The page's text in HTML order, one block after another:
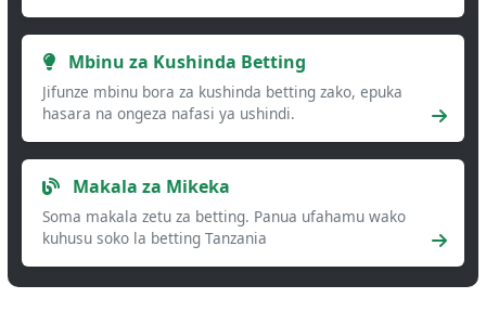
Mbinu za Kushinda Betting
Jifunze mbinu bora za kushinda betting zako, epuka
hasara na ongeza nafasi ya ushindi.
Makala za Mikeka
Soma makala zetu za betting. Panua ufahamu wako
kuhusu soko la betting Tanzania